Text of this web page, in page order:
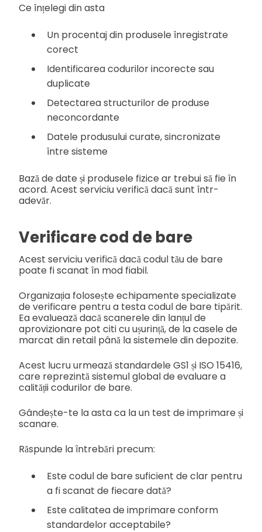
Ce înțelegi din asta
Un procentaj din produsele înregistrate
corect
Identificarea codurilor incorecte sau
duplicate
Detectarea structurilor de produse
neconcordante
Datele produsului curate, sincronizate
între sisteme
Bază de date și produsele fizice ar trebui să fie în
acord. Acest serviciu verifică dacă sunt într-
adevăr.
Verificare cod de bare
Acest serviciu verifică dacă codul tău de bare
poate fi scanat în mod fiabil.
Organizația folosește echipamente specializate
de verificare pentru a testa codul de bare tipărit.
Ea evaluează dacă scanerele din lanțul de
aprovizionare pot citi cu ușurință, de la casele de
marcat din retail până la sistemele din depozite.
Acest lucru urmează standardele GS1 și ISO 15416,
care reprezintă sistemul global de evaluare a
calității codurilor de bare.
Gândește-te la asta ca la un test de imprimare și
scanare.
Răspunde la întrebări precum:
Este codul de bare suficient de clar pentru
a fi scanat de fiecare dată?
Este calitatea de imprimare conform
standardelor acceptabile?